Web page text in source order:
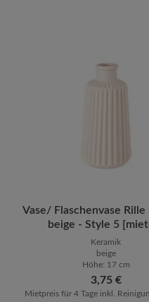
die Wert
Produkt Anzahl:
Vase/ Flaschenvase Rille
beige - Style 5
Keramik
beige
Höhe: 17 cm
Regulärer Preis:
3,75 €
Mietpreis für 4 Tage inkl.